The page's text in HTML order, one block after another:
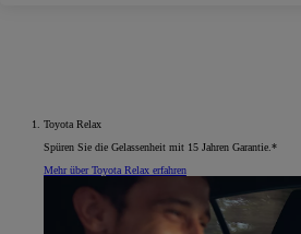
Toyota Relax
Spüren Sie die Gelassenheit mit 15 Jahren Garantie.*
Mehr über Toyota Relax erfahren